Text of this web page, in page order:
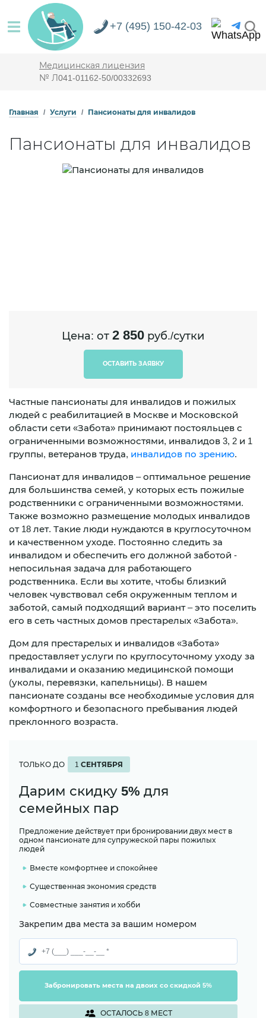
+7 (495) 150-42-03
Медицинская лицензия
№ Л041-01162-50/00332693
Главная Услуги Пансионаты для инвалидов
Пансионаты для инвалидов
Цена: от 2 850 руб./сутки
ОСТАВИТЬ ЗАЯВКУ
Частные пансионаты для инвалидов и пожилых
людей с реабилитацией в Москве и Московской
области сети «Забота» принимают постояльцев с
ограниченными возможностями, инвалидов 3, 2 и 1
группы, ветеранов труда, инвалидов по зрению.
Пансионат для инвалидов – оптимальное решение
для большинства семей, у которых есть пожилые
родственники с ограниченными возможностями.
Также возможно размещение молодых инвалидов
от 18 лет. Такие люди нуждаются в круглосуточном
и качественном уходе. Постоянно следить за
инвалидом и обеспечить его должной заботой -
непосильная задача для работающего
родственника. Если вы хотите, чтобы близкий
человек чувствовал себя окруженным теплом и
заботой, самый подходящий вариант – это поселить
его в сеть частных домов престарелых «Забота».
Дом для престарелых и инвалидов «Забота»
предоставляет услуги по круглосуточному уходу за
инвалидами и оказанию медицинской помощи
(уколы, перевязки, капельницы). В нашем
пансионате созданы все необходимые условия для
комфортного и безопасного пребывания людей
преклонного возраста.
ТОЛЬКО ДО 1 СЕНТЯБРЯ
Дарим скидку 5% для
семейных пар
Предложение действует при бронировании двух мест в
одном пансионате для супружеской пары пожилых
людей
Вместе комфортнее и спокойнее
Существенная экономия средств
Совместные занятия и хобби
Закрепим два места за вашим номером
Забронировать места на двоих со скидкой 5%
ОСТАЛОСЬ 8 МЕСТ